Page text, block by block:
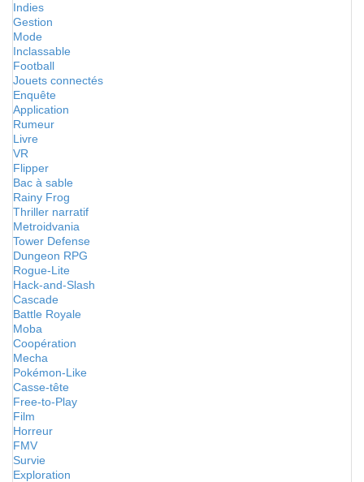
Indies
Gestion
Mode
Inclassable
Football
Jouets connectés
Enquête
Application
Rumeur
Livre
VR
Flipper
Bac à sable
Rainy Frog
Thriller narratif
Metroidvania
Tower Defense
Dungeon RPG
Rogue-Lite
Hack-and-Slash
Cascade
Battle Royale
Moba
Coopération
Mecha
Pokémon-Like
Casse-tête
Free-to-Play
Film
Horreur
FMV
Survie
Exploration